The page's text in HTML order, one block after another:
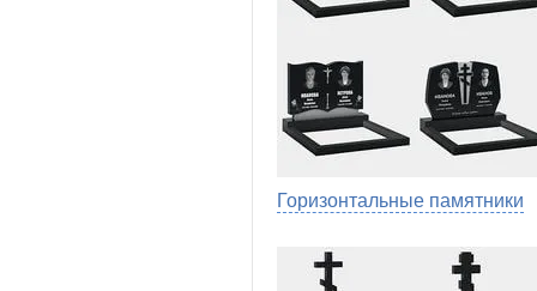
Горизонтальные памятники